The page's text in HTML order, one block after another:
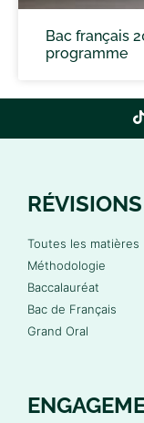
Bac français
programme
RÉVISIONS
Toutes les matières
Méthodologie
Baccalauréat
Bac de Français
Grand Oral